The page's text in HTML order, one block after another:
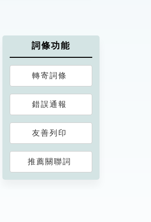
詞條功能
轉寄詞條
錯誤通報
友善列印
推薦關聯詞